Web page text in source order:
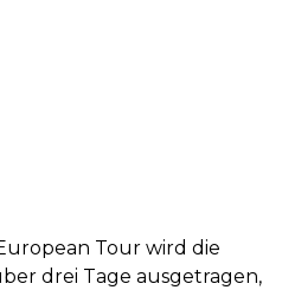
Tour wird die
drei Tage ausgetragen,